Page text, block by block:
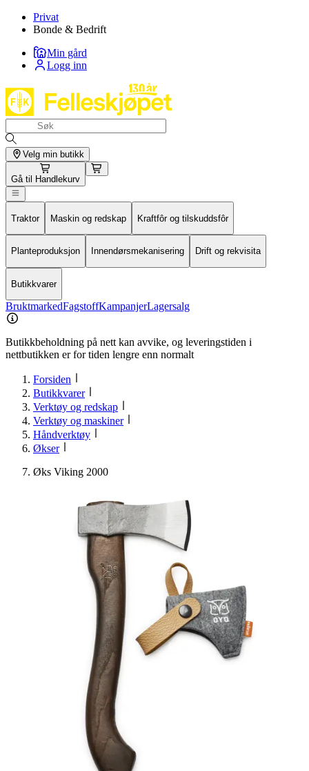
Privat
Bonde & Bedrift
Min gård
Logg inn
Velg min butikk
Gå til Handlekurv
Traktor Maskin og redskap Kraftfôr og tilskuddsfôr
Planteproduksjon Innendørsmekanisering Drift og rekvisita
Butikkvarer
BruktmarkedFagstoffKampanjerLagersalg
Butikkbeholdning på nett kan avvike, og leveringstiden i
nettbutikken er for tiden lengre enn normalt
Forsiden
Butikkvarer
Verktøy og redskap
Verktøy og maskiner
Håndverktøy
Økser
Øks Viking 2000